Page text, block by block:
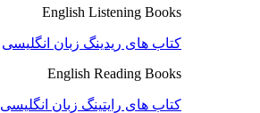
English Listening Books
کتاب های ریدینگ زبان انگلیسی
English Reading Books
کتاب های رایتینگ زبان انگلیسی